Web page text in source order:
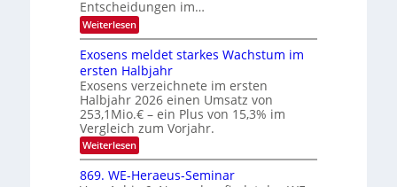
a
l
k
s
V
I
S
I
O
N
2
0
2
6
l
e
k
t
r
o
n
i
k
-
u
Entscheidungen im…
Weiterlesen:
W
n
n
d
i
e
K
I
m
i
t
Exosens meldet starkes Wachstum im
ersten Halbjahr
Exosens verzeichnete im ersten
Halbjahr 2026 einen Umsatz von
253,1Mio.€ – ein Plus von 15,3% im
Vergleich zum Vorjahr.
Weiterlesen:
E
x
o
869. WE-Heraeus-Seminar